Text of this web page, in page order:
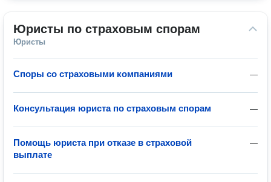
Юристы по страховым спорам
Юристы
—
Споры со страховыми компаниями
—
Консультация юриста по страховым спорам
—
Помощь юриста при отказе в страховой
выплате